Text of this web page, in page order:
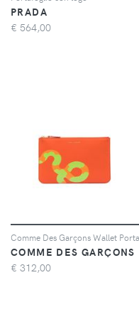
PRADA
€ 564,00
COMME DES GARÇONS
€ 312,00